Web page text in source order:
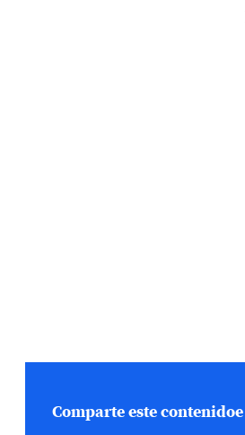
Comparte este contenido